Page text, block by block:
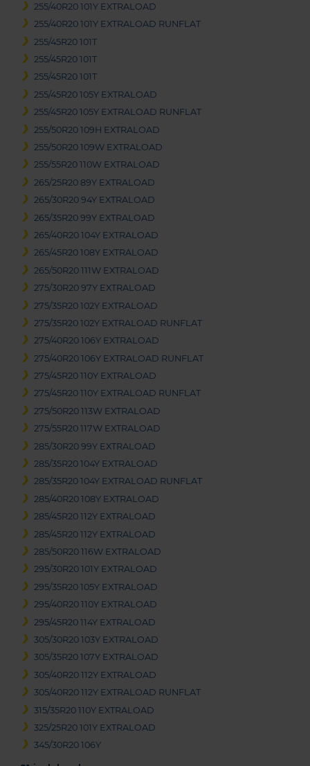
255/40R20 101Y EXTRALOAD
255/40R20 101Y EXTRALOAD RUNFLAT
255/45R20 101T
255/45R20 101T
255/45R20 101T
255/45R20 105Y EXTRALOAD
255/45R20 105Y EXTRALOAD RUNFLAT
255/50R20 109H EXTRALOAD
255/50R20 109W EXTRALOAD
255/55R20 110W EXTRALOAD
265/25R20 89Y EXTRALOAD
265/30R20 94Y EXTRALOAD
265/35R20 99Y EXTRALOAD
265/40R20 104Y EXTRALOAD
265/45R20 108Y EXTRALOAD
265/50R20 111W EXTRALOAD
275/30R20 97Y EXTRALOAD
275/35R20 102Y EXTRALOAD
275/35R20 102Y EXTRALOAD RUNFLAT
275/40R20 106Y EXTRALOAD
275/40R20 106Y EXTRALOAD RUNFLAT
275/45R20 110Y EXTRALOAD
275/45R20 110Y EXTRALOAD RUNFLAT
275/50R20 113W EXTRALOAD
275/55R20 117W EXTRALOAD
285/30R20 99Y EXTRALOAD
285/35R20 104Y EXTRALOAD
285/35R20 104Y EXTRALOAD RUNFLAT
285/40R20 108Y EXTRALOAD
285/45R20 112Y EXTRALOAD
285/45R20 112Y EXTRALOAD
285/50R20 116W EXTRALOAD
295/30R20 101Y EXTRALOAD
295/35R20 105Y EXTRALOAD
295/40R20 110Y EXTRALOAD
295/45R20 114Y EXTRALOAD
305/30R20 103Y EXTRALOAD
305/35R20 107Y EXTRALOAD
305/40R20 112Y EXTRALOAD
305/40R20 112Y EXTRALOAD RUNFLAT
315/35R20 110Y EXTRALOAD
325/25R20 101Y EXTRALOAD
345/30R20 106Y